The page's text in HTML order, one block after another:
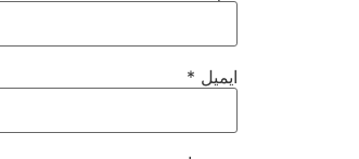
ایمیل *